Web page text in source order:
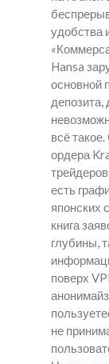
удобства
Hansa
основной
депозита,
всё
ордера
есть
японских
книга
глубины,
поверх
не